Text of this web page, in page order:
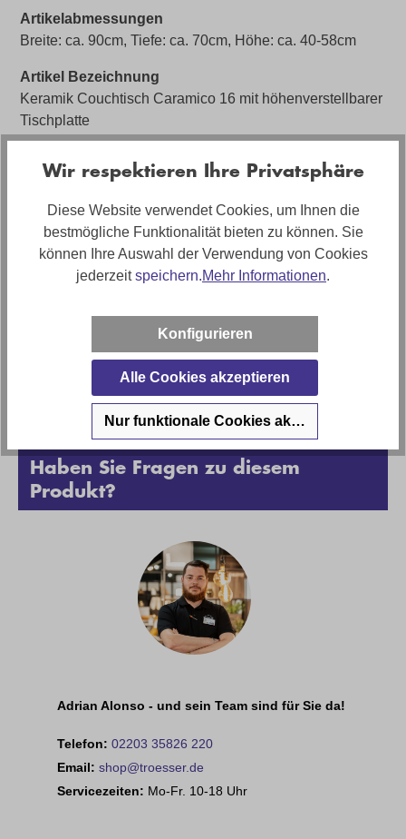
Artikelabmessungen
Breite: ca. 90cm, Tiefe: ca. 70cm, Höhe: ca. 40-58cm
Artikel Bezeichnung
Keramik Couchtisch Caramico 16 mit höhenverstellbarer
Tischplatte
Höhenverstellbare Tischplatte per Fußpedal, Schubfach
Marke
Plantische
Anleitungen und Sicherheit
Haben Sie Fragen zu diesem
Produkt?
Adrian Alonso - und sein Team sind für Sie da!
Telefon: 02203 35826 220
Email: shop@troesser.de
Servicezeiten: Mo-Fr. 10-18 Uhr
Wir respektieren Ihre Privatsphäre
Diese Website verwendet Cookies, um Ihnen die
bestmögliche Funktionalität bieten zu können. Sie
können Ihre Auswahl der Verwendung von Cookies
jederzeitspeichern.Mehr Informationen.
Konfigurieren
Alle Cookies akzeptieren
Nur funktionale Cookies akzeptieren